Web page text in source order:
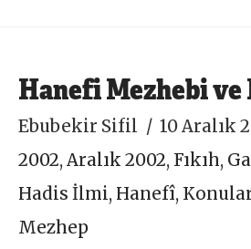
Hanefi Mezhebi ve
Ebubekir Sifil
10 Aralık
2002,Aralık 2002,Fıkıh,
Hadis İlmi, Hanefî,
Mezhep